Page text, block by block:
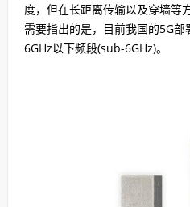
度，但在长距离传输以及穿墙等
需要指出的是，目前我国的5G
6GHz以下频段(sub-6GHz)。